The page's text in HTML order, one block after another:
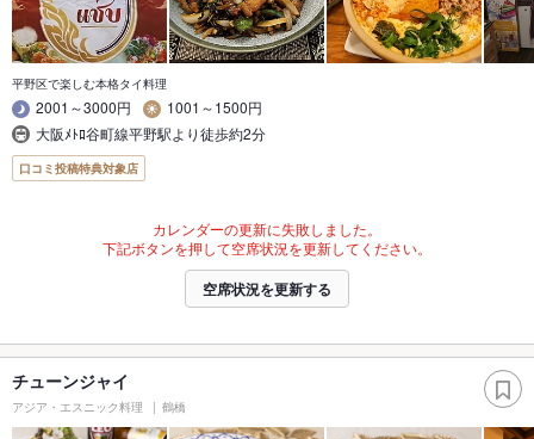
平野区で楽しむ本格タイ料理
2001～3000円
1001～1500円
大阪ﾒﾄﾛ谷町線平野駅より徒歩約2分
口コミ投稿特典対象店
カレンダーの更新に失敗しました。
下記ボタンを押して空席状況を更新してください。
空席状況を更新する
チューンジャイ
アジア・エスニック料理 鶴橋